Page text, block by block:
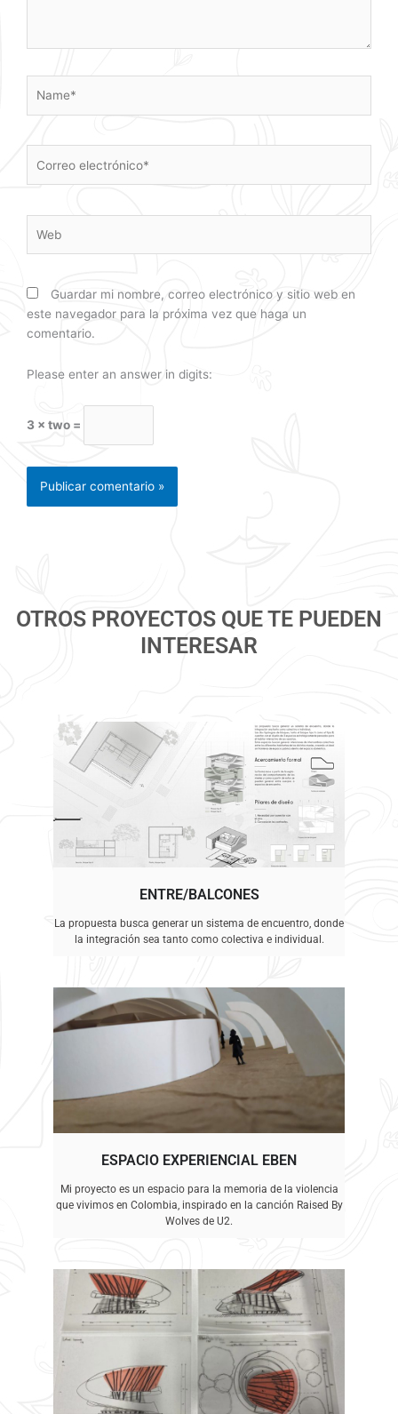
electrónico*
Guardar mi nombre, correo electrónico y sitio web en
este navegador para la próxima vez que haga un
comentario.
Please enter an answer in digits:
3 × two =
OTROS PROYECTOS QUE TE PUEDEN
INTERESAR
ENTRE/BALCONES
La propuesta busca generar un sistema de encuentro, donde
la integración sea tanto como colectiva e individual.
ESPACIO EXPERIENCIAL EBEN
Mi proyecto es un espacio para la memoria de la violencia
que vivimos en Colombia, inspirado en la canción Raised By
Wolves de U2.